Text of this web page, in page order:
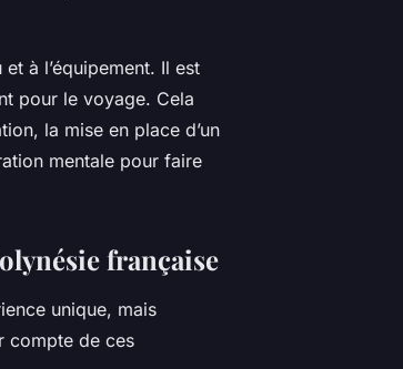
à l’équipement. Il est
pour le voyage. Cela
la mise en place d’un
mentale pour faire
française
unique, mais
compte de ces